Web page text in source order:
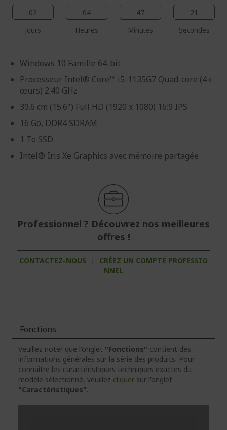
02
Jours
04
Heures
47
Minutes
21
Secondes
Windows 10 Famille 64-bit
Processeur Intel® Core™ i5-1135G7 Quad-core (4 c
œurs) 2.40 GHz
39.6 cm (15.6") Full HD (1920 x 1080) 16:9 IPS
16 Go, DDR4 SDRAM
1 To SSD
Intel® Iris Xe Graphics avec mémoire partagée
Professionnel ? Découvrez nos meilleures
offres !
CONTACTEZ-NOUS |
CRÉEZ UN COMPTE PROFESSIO
NNEL
Fonctions
Veuillez noter que l'onglet "Fonctions" contient des
informations générales sur la série des produits. Pour
connaître les caractéristiques techniques exactes du
modèle sélectionné, veuillez cliquer sur l'onglet
"Caractéristiques".